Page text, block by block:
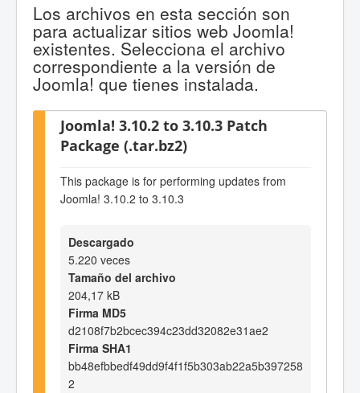
Los archivos en esta sección son
para actualizar sitios web Joomla!
existentes. Selecciona el archivo
correspondiente a la versión de
Joomla! que tienes instalada.
Joomla! 3.10.2 to 3.10.3 Patch
Package (.tar.bz2)
This package is for performing updates from
Joomla! 3.10.2 to 3.10.3
Descargado
5.220 veces
Tamaño del archivo
204,17 kB
Firma MD5
d2108f7b2bcec394c23dd32082e31ae2
Firma SHA1
bb48efbbedf49dd9f4f1f5b303ab22a5b397258
2